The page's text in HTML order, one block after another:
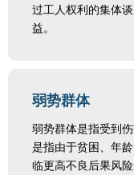
过工人权利的集体
益。
弱势群体
弱势群体是指受到
是指由于贫困、年
临更高不良后果风